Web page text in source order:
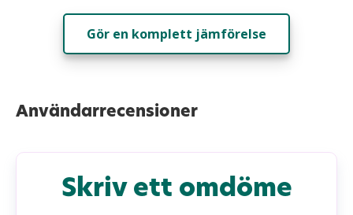
Gör en komplett jämförelse
Användarrecensioner
Skriv ett omdöme